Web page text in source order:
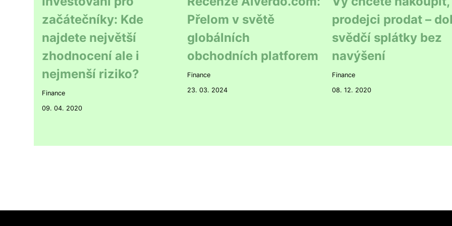
začátečníky: Kde
najdete největší
zhodnocení ale i
nejmenší riziko?
Finance
09. 04. 2020
Přelom v světě
globálních
obchodních platforem
Finance
23. 03. 2024
prodejci prodat –
svědčí splátky bez
navýšení
Finance
08. 12. 2020